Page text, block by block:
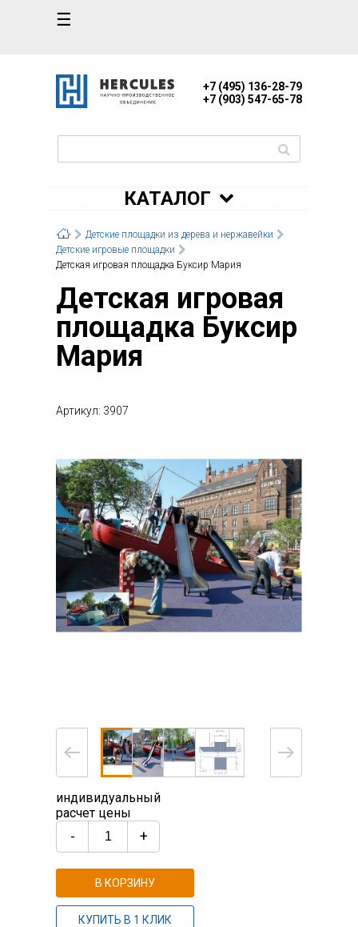
☰
+7 (495) 136-28-79
+7 (903) 547-65-78
КАТАЛОГ
Детские площадки из дерева и нержавейки
Детские игровые площадки
Детская игровая площадка Буксир Мария
Детская игровая
площадка Буксир
Мария
Артикул: 3907
индивидуальный
расчет цены
- +
В КОРЗИНУ
КУПИТЬ В 1 КЛИК